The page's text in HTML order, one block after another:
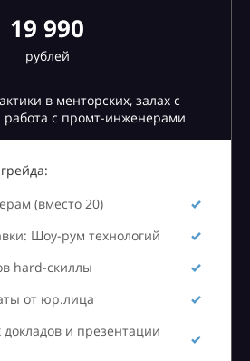
19 990
рублей
в менторских, залах с
с промт-инженерами
(вместо 20)
Шоу-рум технологий
hard-скиллы
от юр.лица
докладов и презентации